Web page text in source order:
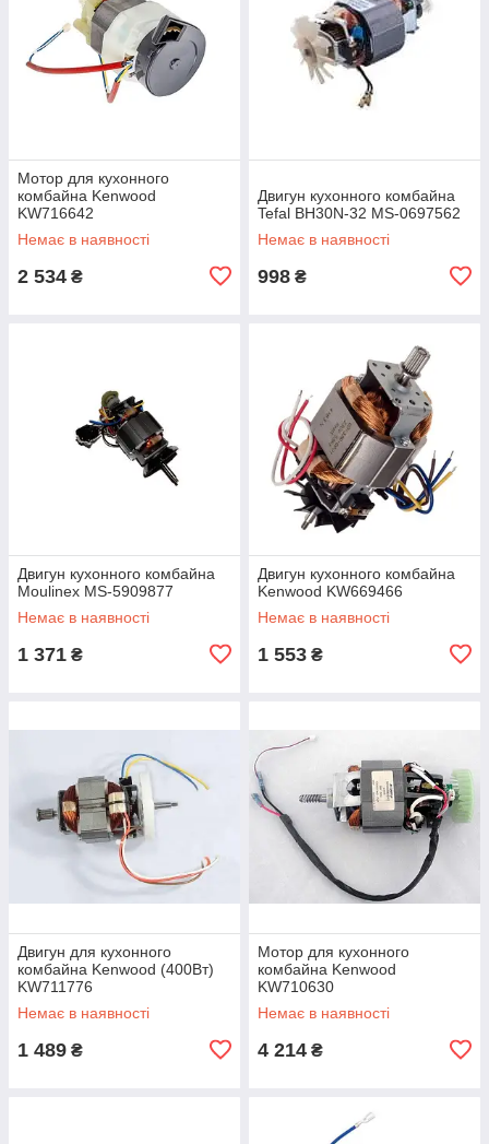
Мотор для кухонного
комбайна Kenwood
KW716642
Немає в наявності
2 534 ₴
Двигун кухонного комбайна
Tefal BH30N-32 MS-0697562
Немає в наявності
998 ₴
Двигун кухонного комбайна
Moulinex MS-5909877
Немає в наявності
1 371 ₴
Двигун кухонного комбайна
Kenwood KW669466
Немає в наявності
1 553 ₴
Двигун для кухонного
комбайна Kenwood (400Вт)
KW711776
Немає в наявності
1 489 ₴
Мотор для кухонного
комбайна Kenwood
KW710630
Немає в наявності
4 214 ₴